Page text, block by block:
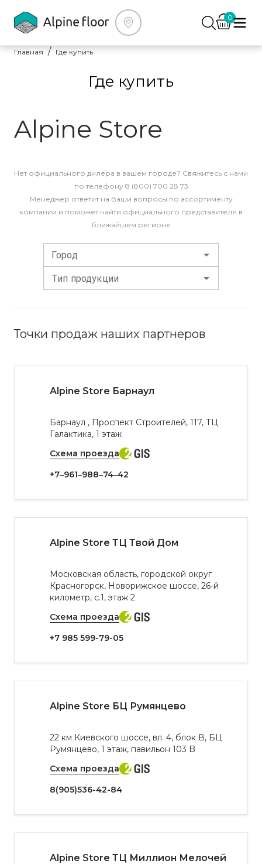
0
Главная Где купить
Где купить
Alpine Store
Нет официального дилера в вашем городе? Свяжитесь с нами
по телефону 8 (800) 700 28 73
Менеджер ответит на Ваши вопросы по ассортименту
компании и поможет найти официального представителя в
ближайшем регионе
Город
Тип продукции
Точки продаж наших партнеров
Alpine Store Барнаул
Барнаул , Проспект Строителей, 117, ТЦ
Галактика, 1 этаж
Схема проезда
+7‒961‒988‒74‒42
Alpine Store ТЦ Твой Дом
Московская область, городской округ
Красногорск, Новорижское шоссе, 26-й
километр, с.1, этаж 2
Схема проезда
+7 985 599-79-05
Alpine Store БЦ Румянцево
​22 км Киевского шоссе, вл. 4, блок В, БЦ
Румянцево,​ 1 этаж, павильон 103 B
Схема проезда
8(905)536-42-84
Alpine Store ТЦ Миллион Мелочей